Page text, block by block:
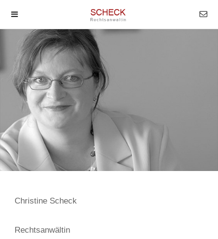
Christine Scheck
Rechtsanwältin